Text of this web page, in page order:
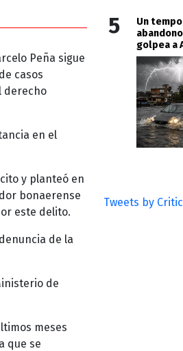
Peña sigue
casos
derecho
en el
y planteó en
bonaerense
este delito.
de la
de
meses
que se
5
Un
golpea a
Tweets by